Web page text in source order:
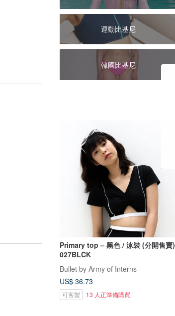
運動比基尼
韓國比基尼
Primary top – 黑色 / 泳裝 (分開售賣)
027BLCK
Bullet by Army of Interns
US$ 36.73
可客製 13 人正準備購買